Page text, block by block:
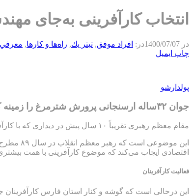
انتخاب کارآفرینی به‌جای مهندسی؛ کسب
در 1400/07/07در: افراد موفق, تيتر يك, راه‌ها و كارها,
چاپ ایمیل
پولدارشو
جوان ۳۲ساله ارسنجانی پرورش شترمرغ را زمینه کسب و کار خود کرده است و طی ۴ سال فعالیت موفق شده است برای تعدادی از همشهریان خود اشتغالزایی کند.
مقام معظم رهبری تقریباً ۱۰ سال پیش در دیداری که با کارآفرینان کشور داشتند، فرمودند امروز کشور بیش از گذشته به کارآفرینی احتیاج دارد.
این
اقتصادی ایجاب می‌کند که موضوع کارآفرینی با همت
فعالیت کارآفرینان
این درحالی است که گوشه و کنار استان فارس کارآفرینان